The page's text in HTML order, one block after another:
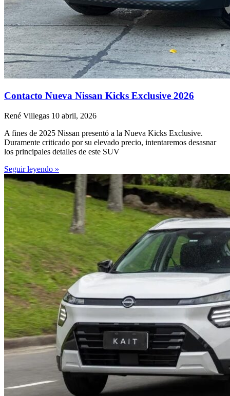
Contacto Nueva Nissan Kicks Exclusive 2026
René Villegas 10 abril, 2026
A fines de 2025 Nissan presentó a la Nueva Kicks Exclusive.
Duramente criticado por su elevado precio, intentaremos desasnar
los principales detalles de este SUV
Seguir leyendo »